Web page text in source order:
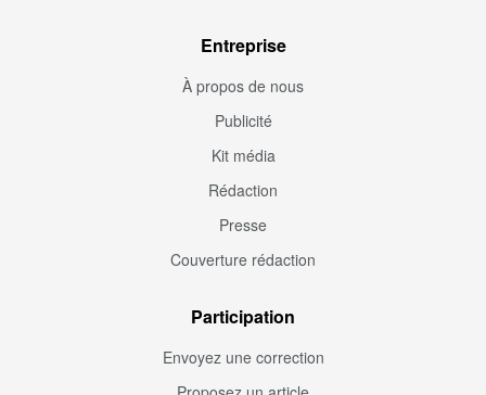
Entreprise
À propos de nous
Publicité
Kit média
Rédaction
Presse
Couverture rédaction
Participation
Envoyez une correction